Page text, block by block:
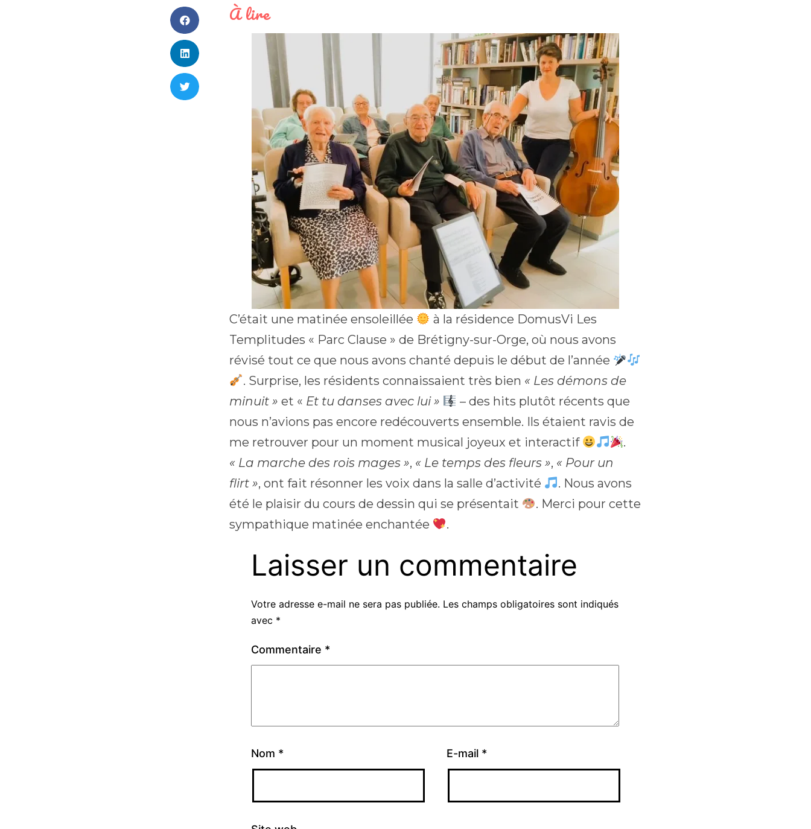
À lire
C’était une matinée ensoleillée
à la résidence DomusVi Les
Templitudes « Parc Clause » de Brétigny-sur-Orge, où nous avons
révisé tout ce que nous avons chanté depuis le début de l’année
. Surprise, les résidents connaissaient très bien « Les démons de
minuit » et « Et tu danses avec lui »
– des hits plutôt récents que
nous n’avions pas encore redécouverts ensemble. Ils étaient ravis de
me retrouver pour un moment musical joyeux et interactif
.
« La marche des rois mages », « Le temps des fleurs », « Pour un
flirt », ont fait résonner les voix dans la salle d’activité
. Nous avons
été le plaisir du cours de dessin qui se présentait
. Merci pour cette
sympathique matinée enchantée
.
Laisser un commentaire
Votre adresse e-mail ne sera pas publiée. Les champs obligatoires sont indiqués
avec *
Commentaire *
Nom * E-mail *